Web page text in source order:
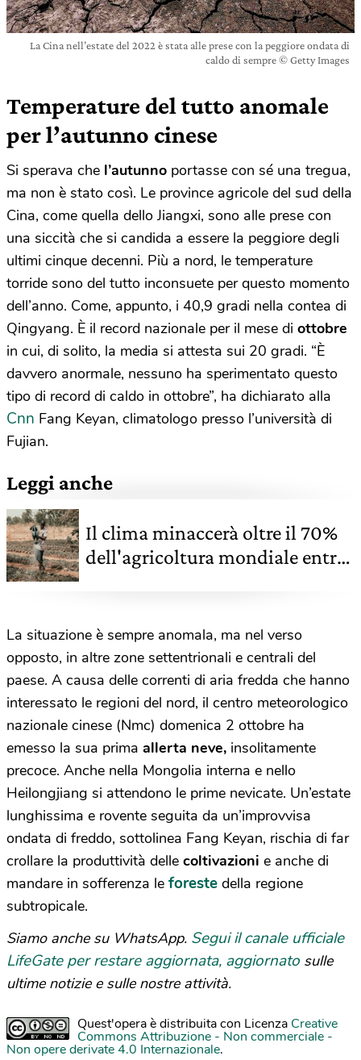
La Cina nell’estate del 2022 è stata alle prese con la peggiore ondata di
caldo di sempre © Getty Images
Temperature del tutto anomale
per l’autunno cinese
Si sperava che l’autunno portasse con sé una tregua,
ma non è stato così. Le province agricole del sud della
Cina, come quella dello Jiangxi, sono alle prese con
una siccità che si candida a essere la peggiore degli
ultimi cinque decenni. Più a nord, le temperature
torride sono del tutto inconsuete per questo momento
dell’anno. Come, appunto, i 40,9 gradi nella contea di
Qingyang. È il record nazionale per il mese di ottobre
in cui, di solito, la media si attesta sui 20 gradi. “È
davvero anormale, nessuno ha sperimentato questo
tipo di record di caldo in ottobre”, ha dichiarato alla
Cnn Fang Keyan, climatologo presso l’università di
Fujian.
Leggi anche
Il clima minaccerà oltre il 70%
dell'agricoltura mondiale entro
La situazione è sempre anomala, ma nel verso
opposto, in altre zone settentrionali e centrali del
paese. A causa delle correnti di aria fredda che hanno
interessato le regioni del nord, il centro meteorologico
nazionale cinese (Nmc) domenica 2 ottobre ha
emesso la sua prima allerta neve, insolitamente
precoce. Anche nella Mongolia interna e nello
Heilongjiang si attendono le prime nevicate. Un’estate
lunghissima e rovente seguita da un’improvvisa
ondata di freddo, sottolinea Fang Keyan, rischia di far
crollare la produttività delle coltivazioni e anche di
mandare in sofferenza le foreste della regione
subtropicale.
Siamo anche su WhatsApp. Segui il canale ufficiale
LifeGate per restare aggiornata, aggiornato sulle
ultime notizie e sulle nostre attività.
Quest'opera è distribuita con Licenza Creative
Commons Attribuzione - Non commerciale -
Non opere derivate 4.0 Internazionale.